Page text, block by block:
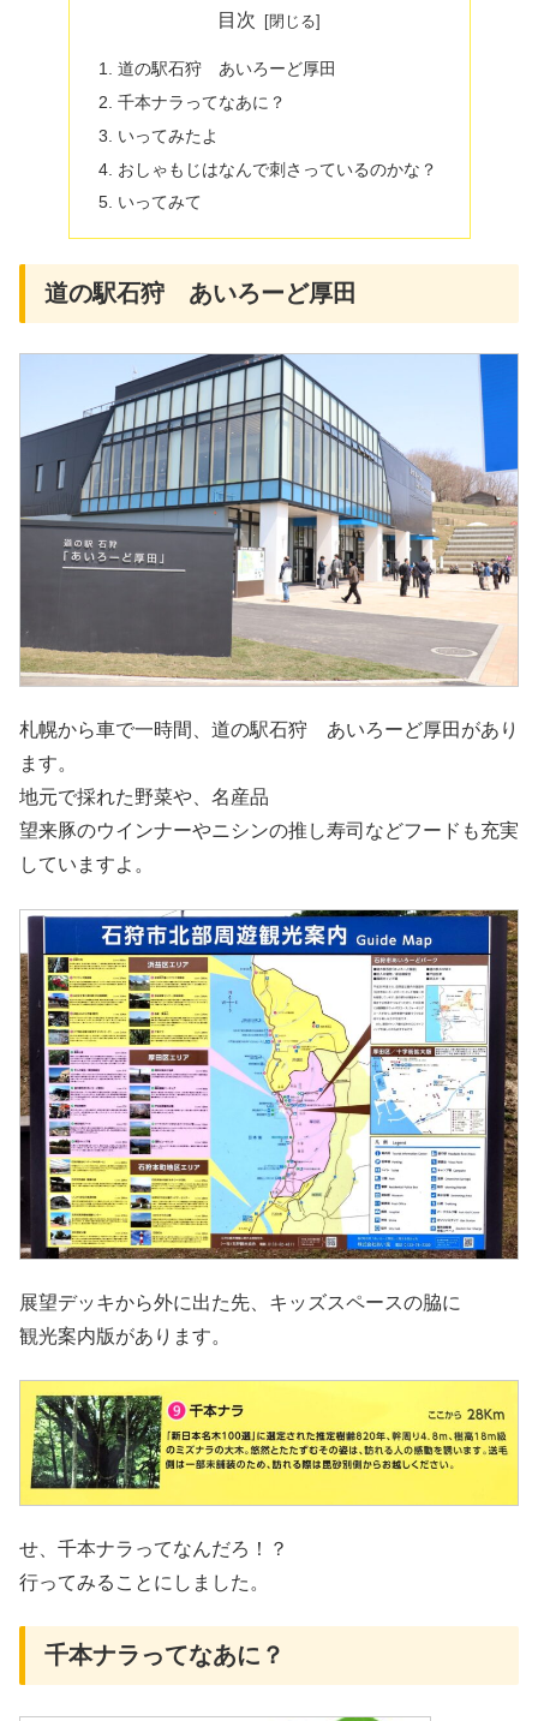
目次
道の駅石狩 あいろーど厚田
千本ナラってなあに？
いってみたよ
おしゃもじはなんで刺さっているのかな？
いってみて
道の駅石狩 あいろーど厚田
札幌から車で一時間、道の駅石狩 あいろーど厚田があり
ます。
地元で採れた野菜や、名産品
望来豚のウインナーやニシンの推し寿司などフードも充実
していますよ。
展望デッキから外に出た先、キッズスペースの脇に
観光案内版があります。
せ、千本ナラってなんだろ！？
行ってみることにしました。
千本ナラってなあに？